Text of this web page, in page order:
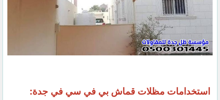
استخدامات مظلات قماش بي في سي في جدة: